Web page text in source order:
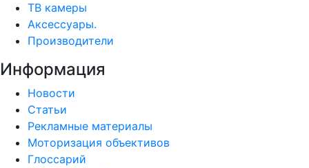
ТВ камеры
Аксессуары.
Производители
Информация
Новости
Статьи
Рекламные материалы
Моторизация объективов
Глоссарий